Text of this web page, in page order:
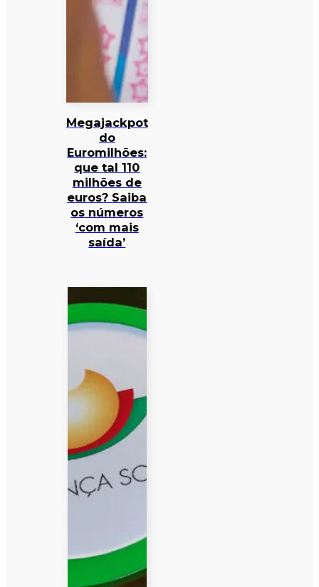
Megajackpot
do
Euromilhões:
que tal 110
milhões de
euros? Saiba
os números
‘com mais
saída’